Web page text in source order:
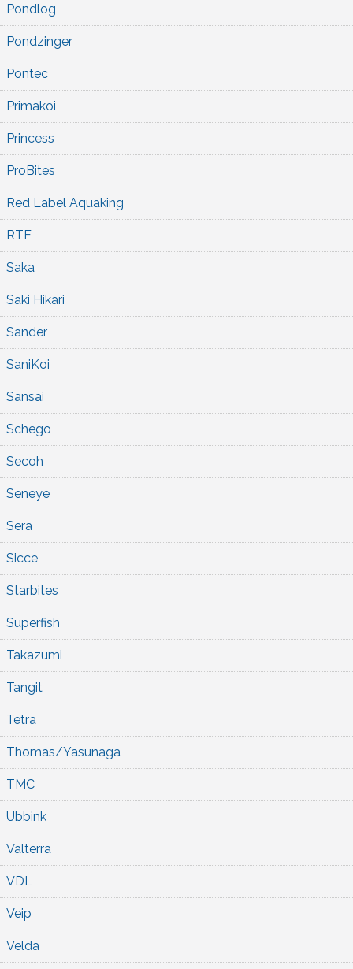
Pondlog
Pondzinger
Pontec
Primakoi
Princess
ProBites
Red Label Aquaking
RTF
Saka
Saki Hikari
Sander
SaniKoi
Sansai
Schego
Secoh
Seneye
Sera
Sicce
Starbites
Superfish
Takazumi
Tangit
Tetra
Thomas/Yasunaga
TMC
Ubbink
Valterra
VDL
Veip
Velda